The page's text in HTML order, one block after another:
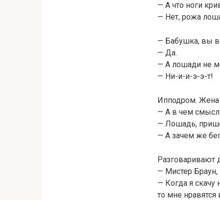
— А что ноги
— Нет, рожа
— Бабушка, вы
— Да.
— А лошади не
— Ни-и-и-э-э-т!
Ипподром.
— А в чем смысл
— Лошадь,
— А зачем же
Разговаривают
— Мистер Браун,
— Когда я скачу
то мне нравятся